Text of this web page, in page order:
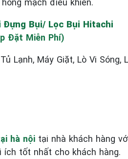
mạch điều khiển.
Đựng Bụi/ Lọc Bụi Hitachi
Đặt Miễn Phí)
Lạnh, Máy Giặt, Lò Vi
hà nội tại nhà khách hàng
tốt nhất cho khách hàng.